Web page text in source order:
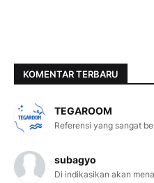
KOMENTAR TERBARU
TEGAROOM
Referensi yang sangat
subagyo
Di indikasikan akan